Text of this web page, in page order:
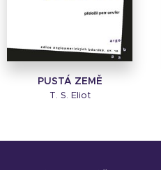
PUSTÁ ZEMĚ
T. S. Eliot